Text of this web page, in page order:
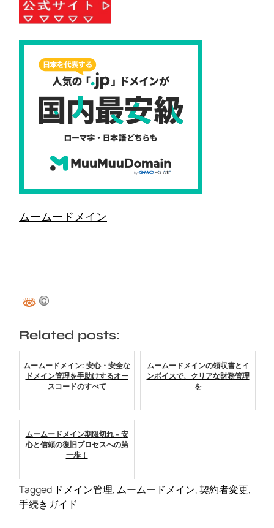
ムームードメイン
Related posts:
ムームードメイン: 安心・安全な
ドメイン管理を手助けするオー
スコードのすべて
ムームードメインの領収書とイ
ンボイスで、クリアな財務管理
を
ムームードメイン期限切れ - 安
心と信頼の復旧プロセスへの第
一歩！
Tagged ドメイン管理, ムームードメイン,契約者変更,
手続きガイド